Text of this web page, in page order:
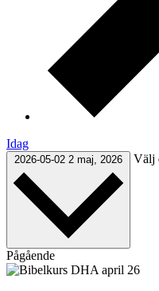
Idag
2026-05-02 2 maj, 2026 Välj
Pågående